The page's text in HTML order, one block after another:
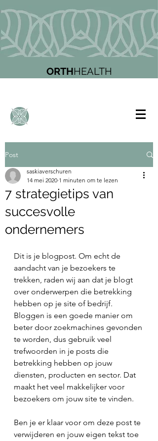
ORTHHEALTH
Post
7 strategietips van
succesvolle
ondernemers
saskiaverschuren
14 mei 2020 1 minuten om te lezen
Dit is je blogpost. Om echt de
aandacht van je bezoekers te
trekken, raden wij aan dat je blogt
over onderwerpen die betrekking
hebben op je site of bedrijf.
Bloggen is een goede manier om
beter door zoekmachines gevonden
te worden, dus gebruik veel
trefwoorden in je posts die
betrekking hebben op jouw
diensten, producten en sector. Dat
maakt het veel makkelijker voor
bezoekers om jouw site te vinden.
Ben je er klaar voor om deze post te
verwijderen en jouw eigen tekst toe